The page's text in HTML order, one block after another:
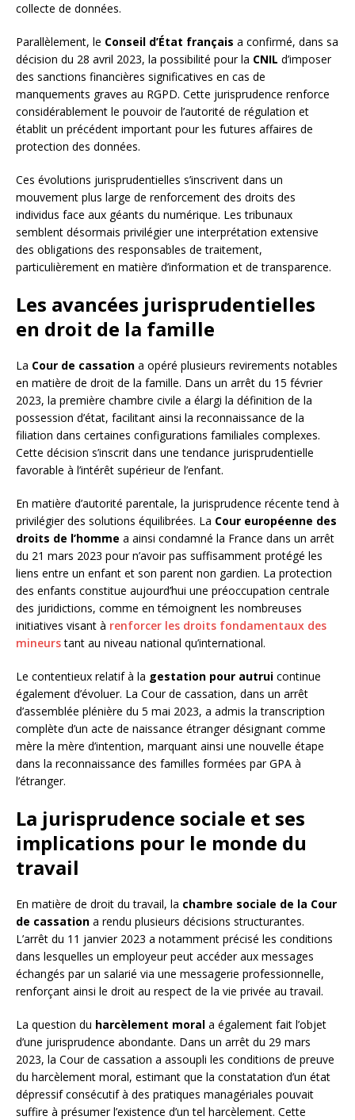
collecte de données.
Parallèlement, le Conseil d’État français a confirmé, dans sa
décision du 28 avril 2023, la possibilité pour la CNIL d’imposer
des sanctions financières significatives en cas de
manquements graves au RGPD. Cette jurisprudence renforce
considérablement le pouvoir de l’autorité de régulation et
établit un précédent important pour les futures affaires de
protection des données.
Ces évolutions jurisprudentielles s’inscrivent dans un
mouvement plus large de renforcement des droits des
individus face aux géants du numérique. Les tribunaux
semblent désormais privilégier une interprétation extensive
des obligations des responsables de traitement,
particulièrement en matière d’information et de transparence.
Les avancées jurisprudentielles
en droit de la famille
La Cour de cassation a opéré plusieurs revirements notables
en matière de droit de la famille. Dans un arrêt du 15 février
2023, la première chambre civile a élargi la définition de la
possession d’état, facilitant ainsi la reconnaissance de la
filiation dans certaines configurations familiales complexes.
Cette décision s’inscrit dans une tendance jurisprudentielle
favorable à l’intérêt supérieur de l’enfant.
En matière d’autorité parentale, la jurisprudence récente tend à
privilégier des solutions équilibrées. La Cour européenne des
droits de l’homme a ainsi condamné la France dans un arrêt
du 21 mars 2023 pour n’avoir pas suffisamment protégé les
liens entre un enfant et son parent non gardien. La protection
des enfants constitue aujourd’hui une préoccupation centrale
des juridictions, comme en témoignent les nombreuses
initiatives visant à renforcer les droits fondamentaux des
mineurstant au niveau national qu’international.
Le contentieux relatif à la gestation pour autrui continue
également d’évoluer. La Cour de cassation, dans un arrêt
d’assemblée plénière du 5 mai 2023, a admis la transcription
complète d’un acte de naissance étranger désignant comme
mère la mère d’intention, marquant ainsi une nouvelle étape
dans la reconnaissance des familles formées par GPA à
l’étranger.
La jurisprudence sociale et ses
implications pour le monde du
travail
En matière de droit du travail, la chambre sociale de la Cour
de cassation a rendu plusieurs décisions structurantes.
L’arrêt du 11 janvier 2023 a notamment précisé les conditions
dans lesquelles un employeur peut accéder aux messages
échangés par un salarié via une messagerie professionnelle,
renforçant ainsi le droit au respect de la vie privée au travail.
La question du harcèlement moral a également fait l’objet
d’une jurisprudence abondante. Dans un arrêt du 29 mars
2023, la Cour de cassation a assoupli les conditions de preuve
du harcèlement moral, estimant que la constatation d’un état
dépressif consécutif à des pratiques managériales pouvait
suffire à présumer l’existence d’un tel harcèlement. Cette